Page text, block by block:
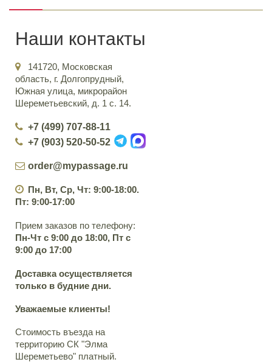
Наши контакты
141720, Московская
область, г. Долгопрудный,
Южная улица, микрорайон
Шереметьевский, д. 1 с. 14.
+7 (499) 707-88-11
+7 (903) 520-50-52
order@mypassage.ru
Пн, Вт, Ср, Чт: 9:00-18:00.
Пт: 9:00-17:00
Прием заказов по телефону:
Пн-Чт с 9:00 до 18:00, Пт с
9:00 до 17:00
Доставка осуществляется
только в будние дни.
Уважаемые клиенты!
Стоимость въезда на
территорию СК "Элма
Шереметьево" платный.